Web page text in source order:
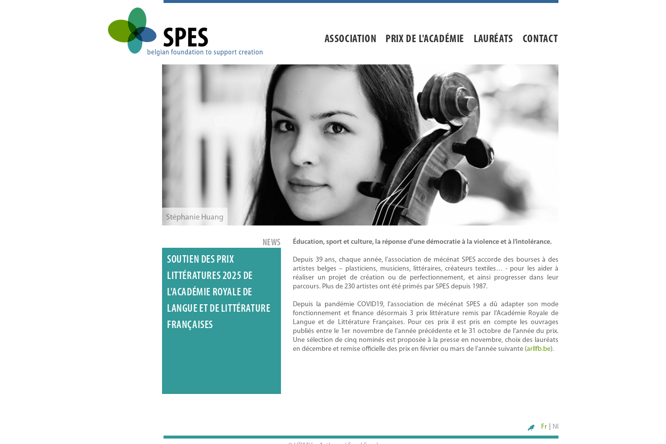
ASSOCIATION PRIX DE L'ACADÉMIE LAURÉATS CONTACT
Stéphanie Huang
NEWS
SOUTIEN DES PRIX
LITTÉRATURES 2025 DE
L'ACADÉMIE ROYALE DE
LANGUE ET DE LITTÉRATURE
FRANÇAISES
Éducation, sport et culture, la réponse d’une démocratie à la violence et à l’intolérance.
Depuis 39 ans, chaque année, l’association de mécénat SPES accorde des bourses à des
artistes belges – plasticiens, musiciens, littéraires, créateurs textiles… - pour les aider à
réaliser un projet de création ou de perfectionnement, et ainsi progresser dans leur
parcours. Plus de 230 artistes ont été primés par SPES depuis 1987.
Depuis la pandémie COVID19, l’association de mécénat SPES a dû adapter son mode
fonctionnement et finance désormais 3 prix littérature remis par l’Académie Royale de
Langue et de Littérature Françaises. Pour ces prix il est pris en compte les ouvrages
publiés entre le 1er novembre de l’année précédente et le 31 octobre de l’année du prix.
Une sélection de cinq nominés est proposée à la presse en novembre, choix des lauréats
en décembre et remise officielle des prix en février ou mars de l’année suivante (arllfb.be).
Fr Nl